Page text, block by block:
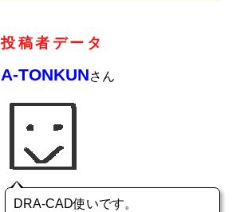
投稿者データ
A-TONKUNさん
DRA-CAD使いです。